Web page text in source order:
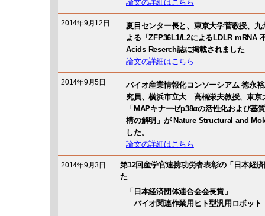
論文の詳細はこちら
2014年9月12日
夏目センター長と、東京大学菅教授、
よる「ZFP36L1/L2によるLDLR mRNA
Acids Reserch誌に掲載されました
論文の詳細はこちら
2014年9月5日
バイオ産業情報化コンソーシアム 徳永
究員、横浜市立大 高橋栄夫教授、東
「MAPキナーゼp38αの活性化および基
構の解明」が Nature Structural and
した。
論文の詳細はこちら
2014年9月3日
第12回産学官連携功労者表彰の「日本経
た
「日本経済団体連合会会長賞」
バイオ関連作業用ヒト型汎用ロボット